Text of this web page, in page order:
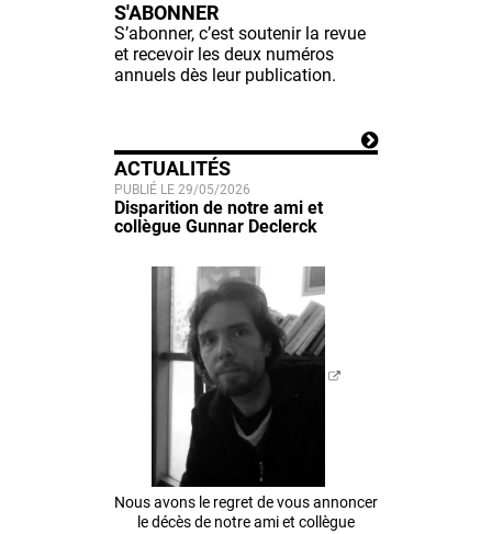
S'ABONNER
S’abonner, c’est soutenir la revue
et recevoir les deux numéros
annuels dès leur publication.
ACTUALITÉS
PUBLIÉ LE 29/05/2026
Disparition de notre ami et
collègue Gunnar Declerck
Nous avons le regret de vous annoncer
le décès de notre ami et collègue